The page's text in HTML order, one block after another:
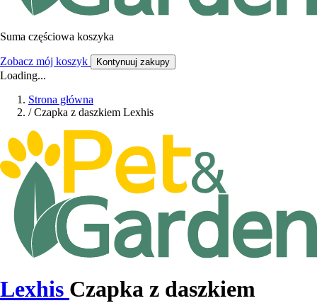
Suma częściowa koszyka
Zobacz mój koszyk Kontynuuj zakupy
Loading...
Strona główna
/ Czapka z daszkiem Lexhis
Lexhis Czapka z daszkiem